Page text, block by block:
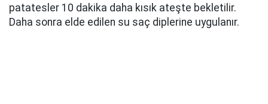
patatesler 10 dakika daha kısık ateşte bekletilir.
Daha sonra elde edilen su saç diplerine uygulanır.